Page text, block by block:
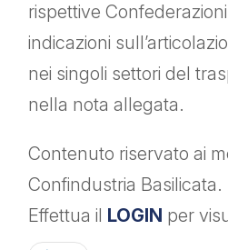
rispettive
indicazioni
nei singoli settori del
nella nota allegata.
Contenuto riservato ai
Confindustria Basilicata.
Effettua il LOGIN per